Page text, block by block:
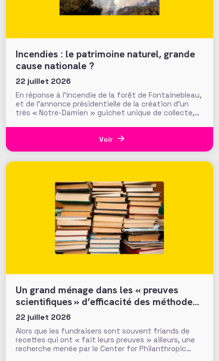
Incendies : le patrimoine naturel, grande
cause nationale ?
22 juillet 2026
En réponse à l’incendie de la forêt de Fontainebleau,
et de l’annonce présidentielle de la création d’un
très « Notre-Damien » guichet unique de collecte,
d’une semaine par la Fondation du Patrimoine. Alors
que d’autres collectes, par l’ONF ou des particuliers,
Voir
Un grand ménage dans les « preuves
scientifiques » d’efficacité des méthodes
et tactiques de collecte…
22 juillet 2026
Alors que les fundraisers sont souvent friands de
recettes qui ont « fait leurs preuves » ailleurs, une
recherche menée par le Center for Philanthropic